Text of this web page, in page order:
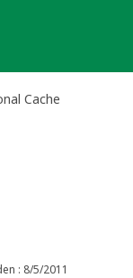
Cache
: 8/5/2011